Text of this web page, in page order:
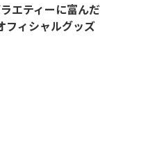
エティーに富んだ
フィシャルグッズ